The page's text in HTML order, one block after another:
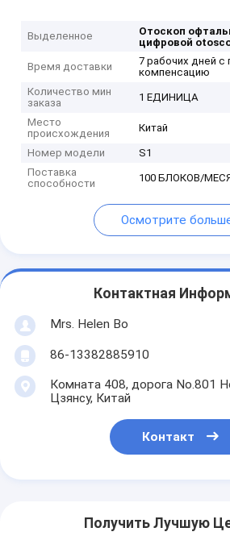
Выделенное Отоскоп
цифровой
Время доставки
7 рабочих дней с
компенсацию
Количество мин
заказа
1 ЕДИНИЦА
Место
происхождения
Китай
Номер модели
S1
Поставка
способности
100 БЛОКОВ/
Осмотрите
Контактная
Mrs. Helen Bo
86-13382885910
Комната 408, дорога No.801
Цзянсу, Китай
Контакт
Получить Лучшую